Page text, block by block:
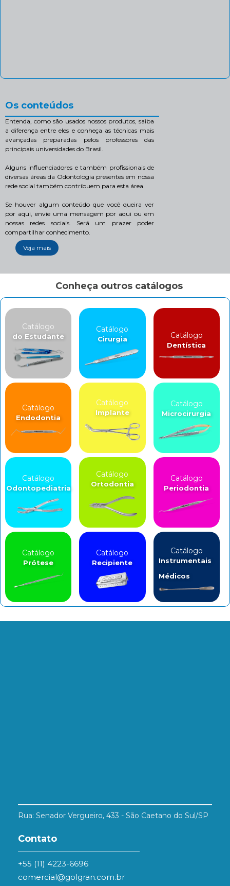
Os conteúdos
Entenda, como são usados nossos produtos, saiba
a diferença entre eles e conheça as técnicas mais
avançadas preparadas pelos professores das
principais universidades do Brasil.
Alguns influenciadores e também profissionais de
diversas áreas da Odontologia presentes em nossa
rede social também contribuem para esta área.
Se houver algum conteúdo que você queira ver
por aqui, envie uma mensagem por aqui ou em
nossas redes sociais. Será um prazer poder
compartilhar conhecimento.
Veja mais
Conheça outros catálogos
Catálogo
do Estudante
Catálogo
Cirurgia Catálogo
Dentística
Catálogo
Endodontia
Catálogo
Implante
Catálogo
Microcirurgia
Catálogo
Odontopediatria
Catálogo
Ortodontia
Catálogo
Periodontia
Catálogo
Prótese
Catálogo
Recipiente
Catálogo
Instrumentais
Médicos
Rua: Senador Vergueiro, 433 - São Caetano do Sul/SP
Contato
+55 (11) 4223-6696
comercial@golgran.com.br